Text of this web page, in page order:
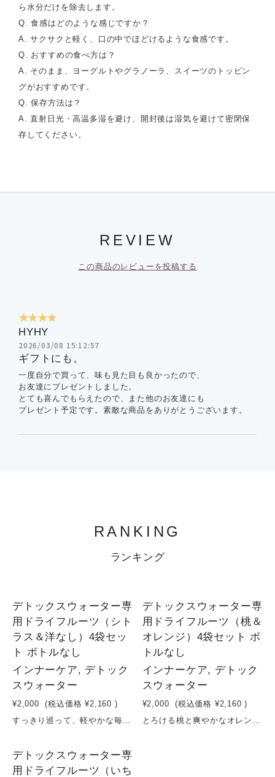
ら水分だけを除去します。
Q. 食感はどのような感じですか？
A. サクサクと軽く、口の中でほどけるような食感です。
Q. おすすめの食べ方は？
A. そのまま、ヨーグルトやグラノーラ、スイーツのトッピン
グがおすすめです。
Q. 保存方法は？
A. 直射日光・高温多湿を避け、開封後は湿気を避けて密閉保
存してください。
REVIEW
この商品のレビューを投稿する
★★★★
HYHY
2026/03/08 15:12:57
ギフトにも。
一度自分で買って、味も見た目も良かったので、
お友達にプレゼントしました。
とても喜んでもらえたので、また他のお友達にも
プレゼント予定です。素敵な商品をありがとうございます。
RANKING
ランキング
デトックスウォーター専
用ドライフルーツ（シト
ラス＆洋なし）4袋セッ
ト ボトルなし
インナーケア, デトック
スウォーター
¥2,000 (税込価格 ¥2,160 )
すっきり巡って、軽やかな毎日へ。シトラス＆洋なしのデトックスウォーター習慣爽やかなシトラスの酸味と、洋なしのやさしい甘みを組み合わせた、デトックスウォーター用ドライフルーツセット。砂糖・保存料を使わず、果実そのものの美味しさと栄養をそのまま閉じ込めました。水に入れるだけで、フルーツの香りと成分がゆっくり広がり、日々の水分補給が“整える習慣”に。シトラスのすっきり感と洋なしのまろやかさで、飲みやすく飽きずに続けられます。体の内側から軽やかさをサポートする、シンプルなインナーケアを。原材料：シトラス（長野県産） 洋なし（長野県産）容量：16g×4袋賞味期限：製造日から６ヶ月
デトックスウォーター専
用ドライフルーツ（桃＆
オレンジ）4袋セット ボ
トルなし
インナーケア, デトック
スウォーター
¥2,000 (税込価格 ¥2,160 )
とろける桃と爽やかなオレンジで、巡るキレイ習慣。デトックスウォーターセットやさしい甘みの桃と、すっきりとした酸味のオレンジを組み合わせた、デトックスウォーター用ドライフルーツセット。砂糖・保存料を使わず、果実そのものの味わいと栄養をぎゅっと閉じ込めました。水に入れるだけで、フルーツの香りと成分がゆっくり広がり、毎日の水分補給が“整える時間”に変わります。桃のリラックス感ある甘さと、オレンジの爽やかさで、心も体もすっきり。忙しい日常の中で、無理なく続けられるインナーケア習慣を。原材料：桃（長野県産） オレンジ（長野県産）容量：16g×4袋賞味期限：製造日から６ヶ月
デトックスウォーター専
用ドライフルーツ（いち